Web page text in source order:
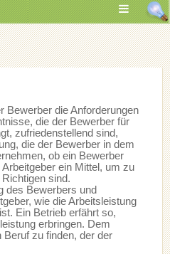
Bewerber die Anforderungen
die der Bewerber für
zufriedenstellend sind,
die der Bewerber in dem
ob ein Bewerber
ein Mittel, um zu
sind.
des Bewerbers und
wie die Arbeitsleistung
Ein Betrieb erfährt so,
erbringen. Dem
Beruf zu finden, der der